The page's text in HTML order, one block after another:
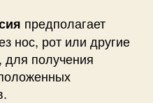
предполагает
нос, рот или другие
для получения